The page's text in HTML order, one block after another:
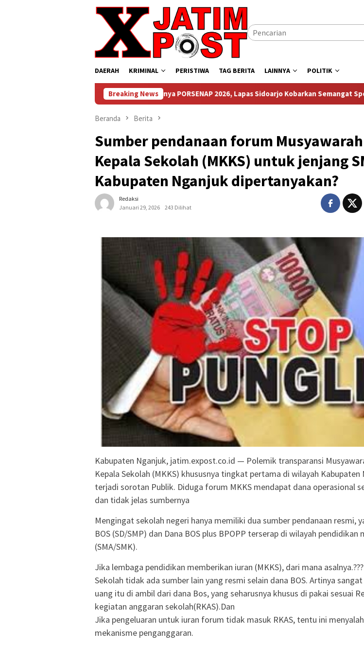
DAERAH KRIMINAL PERISTIWA TAG BERITA LAINNYA POLITIK
Breaking News
Lepas Balon Tandai Dimulainya PORSENAP 2026, Lapas Sidoarjo Kobarkan Semangat Sportivitas dan
Beranda Berita
Sumber pendanaan forum
Kepala Sekolah (MKKS) untuk jenjang
Kabupaten Nganjuk dipertanyakan?
Redaksi
Januari 29, 2026
243 Dilihat
Kabupaten Nganjuk, jatim.expost.co.id — Polemik transparansi
Kepala Sekolah (MKKS) khususnya tingkat pertama di wilayah Kabupaten
terjadi sorotan Publik. Diduga forum MKKS mendapat dana operasional
dan tidak jelas sumbernya
Mengingat sekolah negeri hanya memiliki dua sumber pendanaan resmi,
BOS (SD/SMP) dan Dana BOS plus BPOPP terserap di wilayah pendidikan
(SMA/SMK).
Jika lembaga pendidikan memberikan iuran (MKKS), dari mana asalnya.???
Sekolah tidak ada sumber lain yang resmi selain dana BOS. Artinya
uang itu di ambil dari dana Bos, yang seharusnya khusus di pakai sesuai
kegiatan anggaran sekolah(RKAS).Dan
Jika pengeluaran untuk iuran forum tidak masuk RKAS, tentu ini
mekanisme penganggaran.